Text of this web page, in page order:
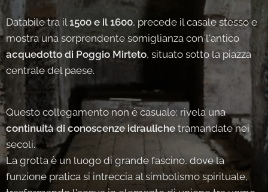
Databile tra il 1500 e il 1600, precede il casale stesso e
mostra una sorprendente somiglianza con l'antico
acquedotto di Poggio Mirteto, situato sotto la piazza
centrale del paese.
Questo collegamento non è casuale: rivela una
continuità di conoscenze idrauliche tramandate nei
secoli.
La grotta è un luogo di grande fascino, dove la
funzione pratica si intreccia al simbolismo spirituale,